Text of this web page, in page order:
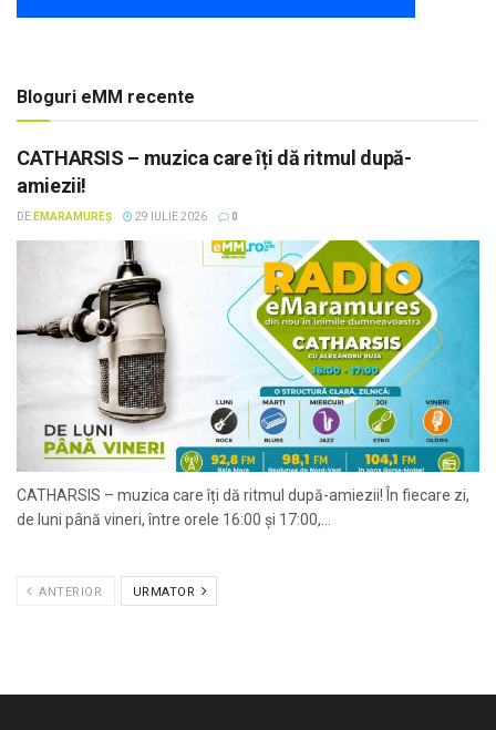
Bloguri eMM recente
CATHARSIS – muzica care îți dă ritmul după-
amiezii!
DE EMARAMUREȘ 29 IULIE 2026 0
CATHARSIS – muzica care îți dă ritmul după-amiezii! În fiecare zi,
de luni până vineri, între orele 16:00 și 17:00,...
ANTERIOR URMATOR